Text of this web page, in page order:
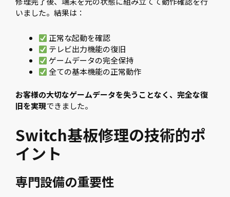
いました。結果は：
正常な起動を確認
テレビ出力機能の復旧
ゲームデータの完全保持
全ての基本機能の正常動作
お客様の大切なゲームデータを失うことなく、完全な復
旧を実現できました。
Switch基板修理の技術的ポ
イント
専門設備の重要性